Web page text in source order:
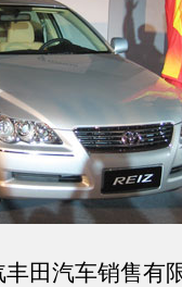
田汽车销售有